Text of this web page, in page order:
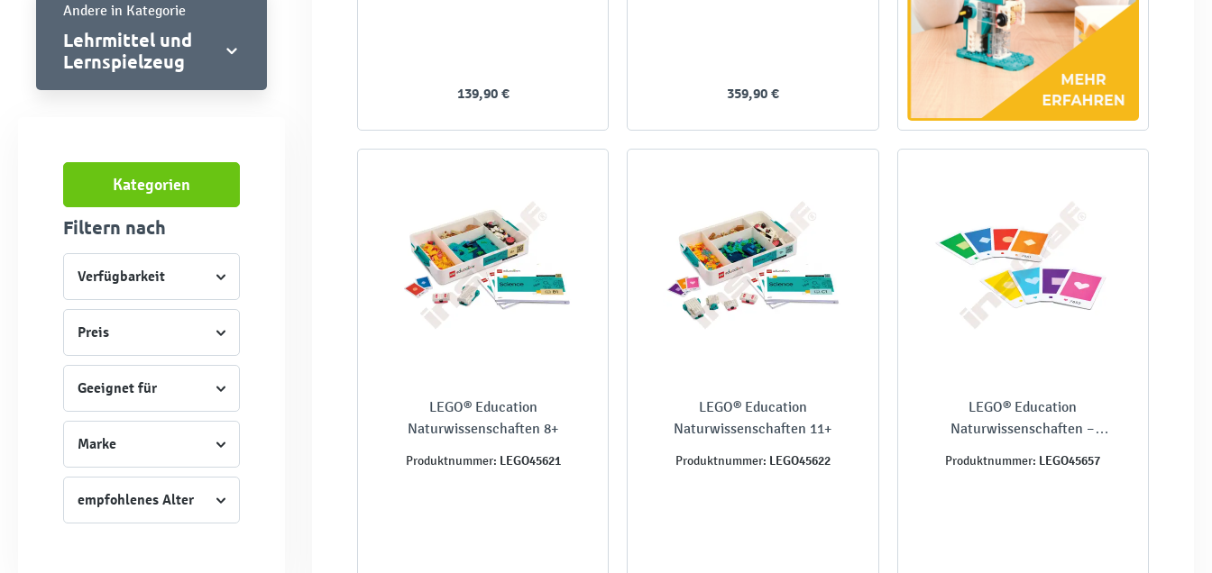
Andere in Kategorie
Lehrmittel und
Lernspielzeug
Kategorien
Filtern nach
Verfügbarkeit
Preis
Geeignet für
Marke
empfohlenes Alter
139,90 € 359,90 €
LEGO® Education
Naturwissenschaften 8+
Produktnummer: LEGO45621
LEGO® Education
Naturwissenschaften 11+
Produktnummer: LEGO45622
LEGO® Education
Naturwissenschaften –
Produktnummer: LEGO45657